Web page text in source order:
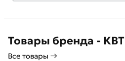
Товары бренда - КВТ
Все товары →